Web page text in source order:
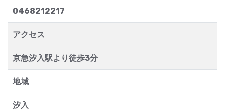
0468212217
アクセス
京急汐入駅より徒歩3分
地域
汐入